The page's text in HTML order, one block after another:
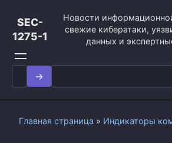
контенту
SEC-
1275-1
Новости
свежие кибератаки,
данных и
Search
for:
Главная страница » Индикаторы